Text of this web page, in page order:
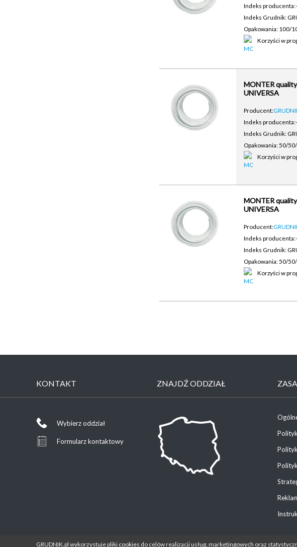
Indeks producenta:-
Indeks Grudnik:
Opakowania: 100/
Korzyści w
MONTER
UNIVERSA
Producent:
Indeks producenta:-
Indeks Grudnik:
Opakowania: 50/
Korzyści w
MONTER
UNIVERSA
Producent:
Indeks producenta:-
Indeks Grudnik:
Opakowania: 50/
Korzyści w
KONTAKT
Wybierz oddział
Formularz kontaktowy
ZNAJDŹ ODDZIAŁ
Pliki cookies Mapa serwisu Polityka prywatności
GRUDNIK.pl wykorzystuje pliki cookies do celów realizacji usług, marketingowych oraz